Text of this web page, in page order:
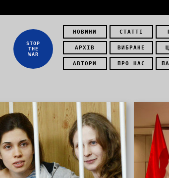
НОВИНИ СТАТТІ
АРХІВ ВИБРАНЕ
АВТОРИ ПРО НАС
STOP
THE
WAR